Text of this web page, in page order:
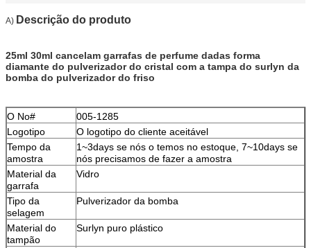
A) Descrição do produto
25ml 30ml cancelam garrafas de perfume dadas forma
diamante do pulverizador do cristal com a tampa do surlyn da
bomba do pulverizador do friso
O No#
005-1285
Logotipo
O logotipo do cliente aceitável
Tempo da
amostra
1~3days se nós o temos no estoque, 7~10days se
nós precisamos de fazer a amostra
Material da
garrafa
Vidro
Tipo da
selagem
Pulverizador da bomba
Material do
tampão
Surlyn puro plástico